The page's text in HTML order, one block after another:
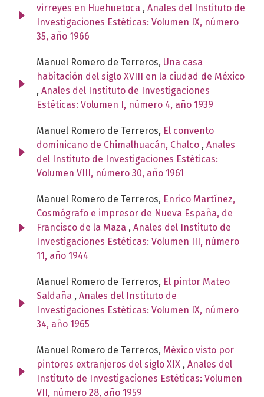
virreyes en Huehuetoca , Anales del Instituto de
Investigaciones Estéticas: Volumen IX, número
35, año 1966
Manuel Romero de Terreros, Una casa
habitación del siglo XVIII en la ciudad de México
, Anales del Instituto de Investigaciones
Estéticas: Volumen I, número 4, año 1939
Manuel Romero de Terreros, El convento
dominicano de Chimalhuacán, Chalco , Anales
del Instituto de Investigaciones Estéticas:
Volumen VIII, número 30, año 1961
Manuel Romero de Terreros, Enrico Martínez,
Cosmógrafo e impresor de Nueva España, de
Francisco de la Maza , Anales del Instituto de
Investigaciones Estéticas: Volumen III, número
11, año 1944
Manuel Romero de Terreros, El pintor Mateo
Saldaña , Anales del Instituto de
Investigaciones Estéticas: Volumen IX, número
34, año 1965
Manuel Romero de Terreros, México visto por
pintores extranjeros del siglo XIX , Anales del
Instituto de Investigaciones Estéticas: Volumen
VII, número 28, año 1959